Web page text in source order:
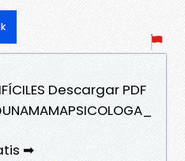
Descargar PDF
➡